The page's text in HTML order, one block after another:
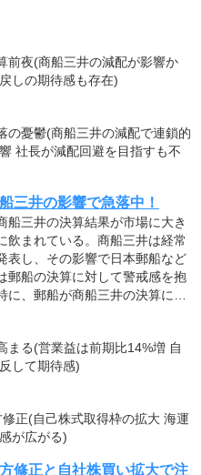
前夜(商船三井の減配が影響か
しの期待感も存在)
の憂鬱(商船三井の減配で連鎖的
社長が減配回避を目指すも不
三井の影響で急落中！
船三井の決算結果が市場に大き
飲まれている。商船三井は経常
表し、その影響で日本郵船など
郵船の決算に対して警戒感を抱
に、郵船が商船三井の決算に…
まる(営業益は前期比14%増 自
して期待感)
正(自己株式取得枠の拡大 海運
が広がる)
修正と自社株買い拡大で注